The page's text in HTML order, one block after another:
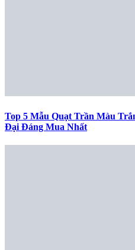
Top 5 Mẫu Quạt Trần Màu
Đại Đáng Mua Nhất